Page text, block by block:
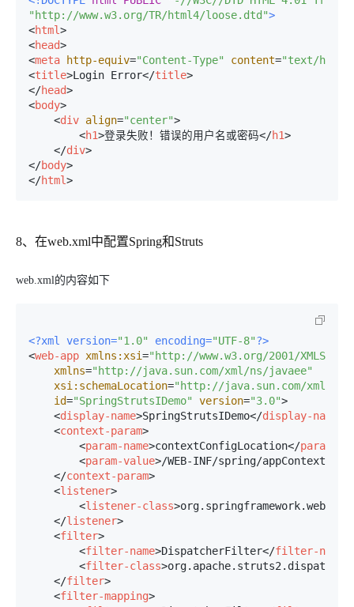
"http://www.w3.org/TR/html4/loose.dtd">
<html>
<head>
<meta http-equiv="Content-Type" content="text/html;
<title>Login Error</title>
</head>
<body>
<div align="center">
<h1>登录失败！错误的用户名或密码</h1>
</div>
</body>
</html>
8、在web.xml中配置Spring和Struts
web.xml的内容如下
<?xml version="1.0" encoding="UTF-8"?>
<web-app xmlns:xsi="http://www.w3.org/2001/
xmlns="http://java.sun.com/xml/ns/javaee"
xsi:schemaLocation="http://java.sun.com/xml/ns/
id="SpringStrutsIDemo" version="3.0">
<display-name>SpringStrutsIDemo</display-name
<context-param>
<param-name>contextConfigLocation</param-
<param-value>/WEB-INF/spring/appContext.xml
</context-param>
<listener>
<listener-class>
</listener>
<filter>
<filter-name>DispatcherFilter</filter-name
<filter-class>
</filter>
<filter-mapping>